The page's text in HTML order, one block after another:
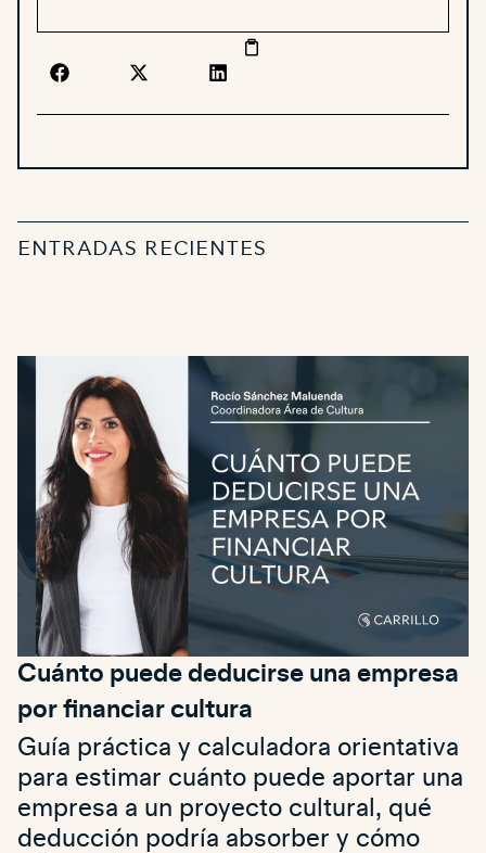
ENTRADAS RECIENTES
Cuánto puede deducirse una empresa
por financiar cultura
Guía práctica y calculadora orientativa
para estimar cuánto puede aportar una
empresa a un proyecto cultural, qué
deducción podría absorber y cómo